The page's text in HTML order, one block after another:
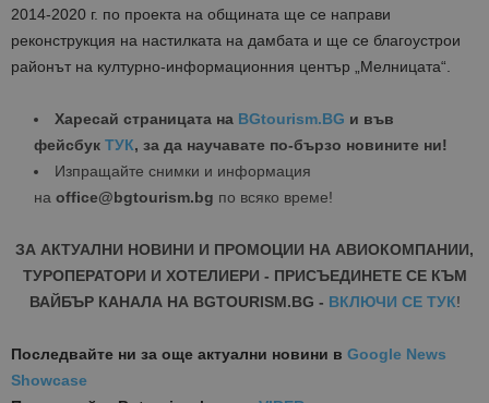
2014-2020 г. по проекта на общината ще се направи
реконструкция на настилката на дамбата и ще се благоустрои
районът на културно-информационния център „Мелницата“.
Харесай страницата на BGtourism.BG и във
фейсбук ТУК, за да научавате по-бързо новините ни!
Изпращайте снимки и информация
на office@bgtourism.bg по всяко време!
ЗА АКТУАЛНИ НОВИНИ И ПРОМОЦИИ НА АВИОКОМПАНИИ,
ТУРОПЕРАТОРИ И ХОТЕЛИЕРИ - ПРИСЪЕДИНЕТЕ СЕ КЪМ
ВАЙБЪР КАНАЛА НА BGTOURISM.BG - ВКЛЮЧИ СЕ ТУК!
Последвайте ни за още актуални новини в Google News
Showcase